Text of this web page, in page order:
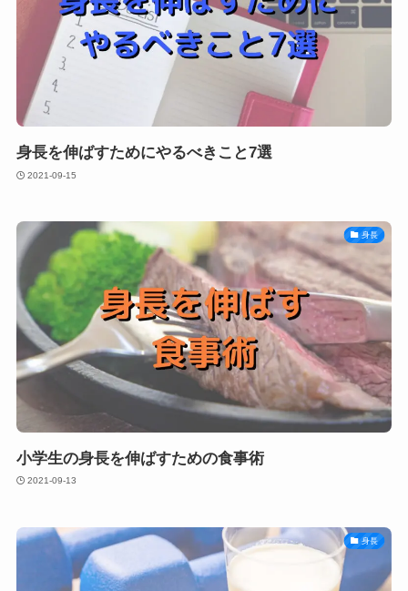
身長を伸ばすためにやるべきこと7選
2021-09-15
身長
小学生の身長を伸ばすための食事術
2021-09-13
身長